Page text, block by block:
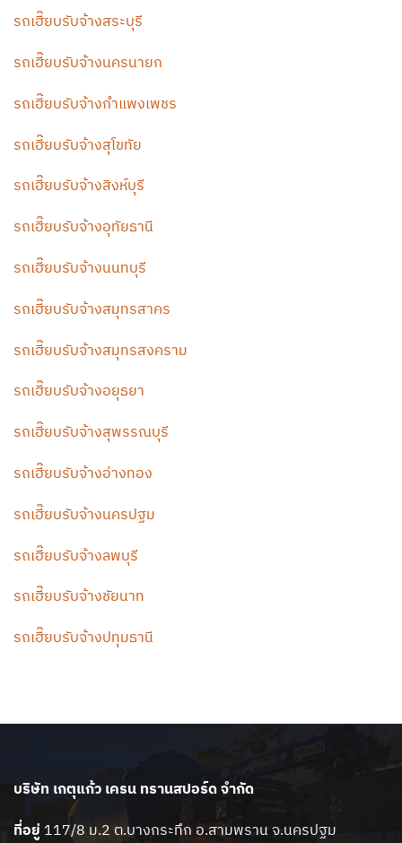
รถเฮี๊ยบรับจ้างสระบุรี
รถเฮี๊ยบรับจ้างนครนายก
รถเฮี๊ยบรับจ้างกำแพงเพชร
รถเฮี๊ยบรับจ้างสุโขทัย
รถเฮี๊ยบรับจ้างสิงห์บุรี
รถเฮี๊ยบรับจ้างอุทัยธานี
รถเฮี๊ยบรับจ้างนนทบุรี
รถเฮี๊ยบรับจ้างสมุทรสาคร
รถเฮี๊ยบรับจ้างสมุทรสงคราม
รถเฮี๊ยบรับจ้างอยุธยา
รถเฮี๊ยบรับจ้างสุพรรณบุรี
รถเฮี๊ยบรับจ้างอ่างทอง
รถเฮี๊ยบรับจ้างนครปฐม
รถเฮี๊ยบรับจ้างลพบุรี
รถเฮี๊ยบรับจ้างชัยนาท
รถเฮี๊ยบรับจ้างปทุมธานี
บริษัท เกตุแก้ว เครน ทรานสปอร์ด จำกัด
ที่อยู่ 117/8 ม.2 ต.บางกระทึก อ.สามพราน จ.นครปฐม